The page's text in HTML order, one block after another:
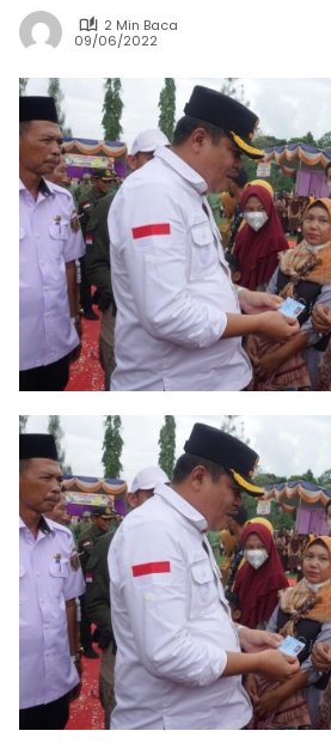
2 Min Baca
09/06/2022